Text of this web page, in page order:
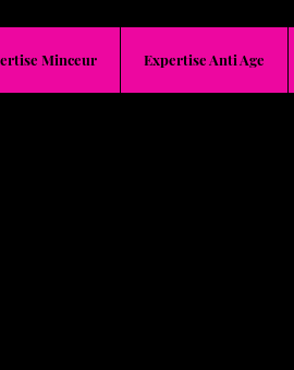
Minceur Expertise Anti Age